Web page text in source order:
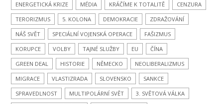
ENERGETICKÁ KRIZE
MÉDIA KRÁČÍME K TOTALITĚ
CENZURA
TERORIZMUS
5. KOLONA DEMOKRACIE
ZDRAŽOVÁNÍ
NÁŠ SVĚT
SPECIÁLNÍ VOJENSKÁ OPERACE
FAŠIZMUS
KORUPCE
VOLBY TAJNÉ SLUŽBY EU
ČÍNA
GREEN DEAL
HISTORIE NĚMECKO
NEOLIBERALIZMUS
MIGRACE
VLASTIZRADA SLOVENSKO
SANKCE
SPRAVEDLNOST
MULTIPOLÁRNÍ SVĚT
3. SVĚTOVÁ VÁLKA